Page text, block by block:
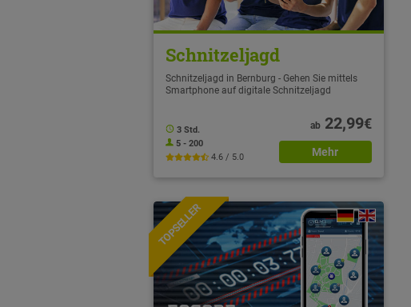
Schnitzeljagd
Schnitzeljagd in Bernburg - Gehen Sie mittels
Smartphone auf digitale Schnitzeljagd
3 Std.
5 - 200
4.6 / 5.0
ab22,99€
Mehr
NEU
TOPSELLER